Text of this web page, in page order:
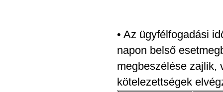
• Az ügyfélfogadási
napon belső
megbeszélése zajlik,
kötelezettségek